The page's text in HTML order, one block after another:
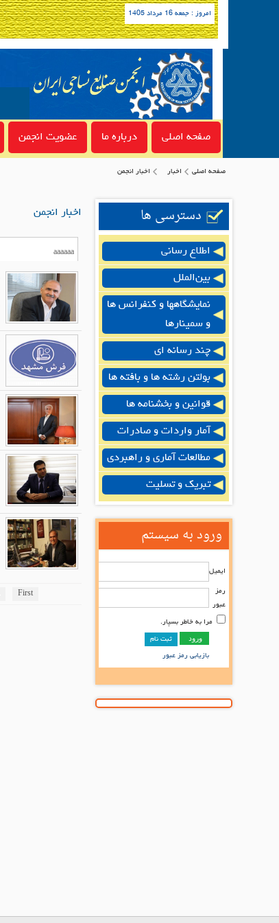
امروز : جمعه 16 مرداد 1405
صفحه اصلی درباره ما عضویت انجمن
صفحه اصلی اخبار اخبار انجمن
دسترسی ها
اطلاع رسانی
بین‌الملل
نمایشگاهها و کنفرانس ها
و سمینارها
چند رسانه ای
بولتن رشته ها و بافته ها
قوانین و بخشنامه ها
آمار واردات و صادرات
مطالعات آماری و راهبردی
تبریک و تسلیت
ورود به سیستم
ایمیل
رمز
عبور
مرا به خاطر بسپار.
ثبت نام
بازیابی رمز عبور
اخبار انجمن
First